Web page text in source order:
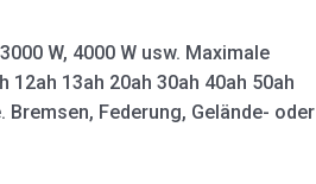
W, 4000 W usw. Maximale
13ah 20ah 30ah 40ah 50ah
Federung, Gelände- oder